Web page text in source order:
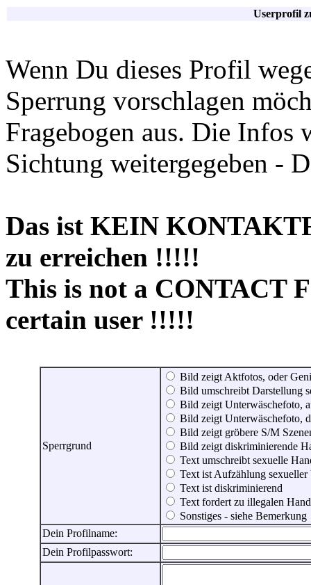
Userprofil
Wenn Du dieses Profil
Sperrung vorschlagen
Fragebogen aus. Die Infos
Sichtung weitergegeben -
Das ist KEIN
zu erreichen !!!!!
This is not a CONTACT
certain user !!!!!
Sperrgrund
Bild zeigt Aktfotos, oder
Bild umschreibt Darstellung
Bild zeigt Unterwäschefoto,
Bild zeigt Unterwäschefoto,
Bild zeigt gröbere S/M
Bild zeigt diskriminierende
Text umschreibt sexuelle
Text ist Aufzählung sexueller
Text ist diskriminierend
Text fordert zu illegalen
Sonstiges - siehe Bemerkung
Dein Profilname:
Dein Profilpasswort: